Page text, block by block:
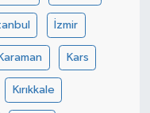
İzmir
Karaman Kars
Kırıkkale